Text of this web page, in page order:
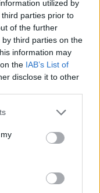
utilized by
parties prior to
of the further
third parties on the
information may
the IAB’s List of
disclose it to other
për mjet
në
nuk
zyrtarë të FBI-së,
i terrorizmit